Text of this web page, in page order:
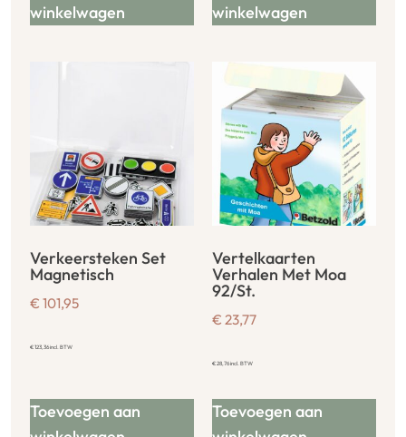
winkelwagen
winkelwagen
Verkeersteken Set
Magnetisch
€ 101,95
€123,36incl. BTW
Toevoegen aan
Vertelkaarten
Verhalen Met Moa
92/St.
€ 23,77
€28,76incl. BTW
Toevoegen aan